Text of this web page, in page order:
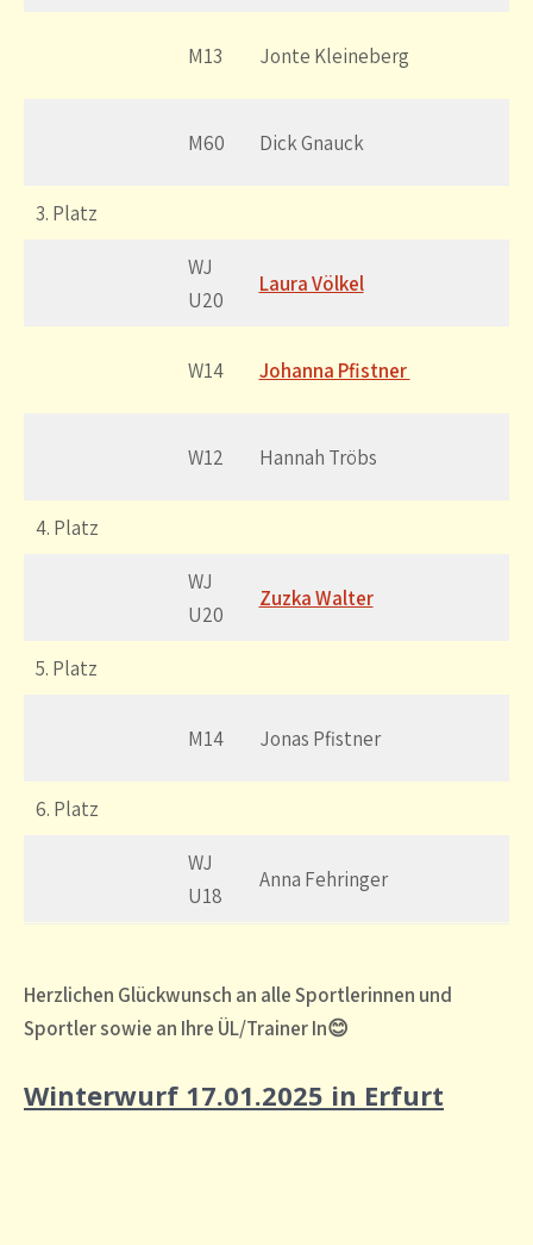
M13 Jonte Kleineberg
M60 Dick Gnauck
3. Platz
WJ
U20
Laura Völkel
W14 Johanna Pfistner
W12 Hannah Tröbs
4. Platz
WJ
U20
Zuzka Walter
5. Platz
M14 Jonas Pfistner
6. Platz
WJ
U18
Anna Fehringer
Herzlichen Glückwunsch an alle Sportlerinnen und
Sportler sowie an Ihre ÜL/Trainer In😊
Winterwurf 17.01.2025 in Erfurt